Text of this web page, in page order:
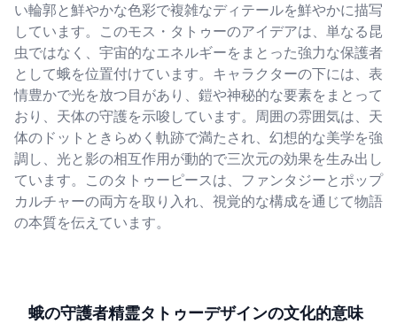
い輪郭と鮮やかな色彩で複雑なディテールを鮮やかに描写
しています。このモス・タトゥーのアイデアは、単なる昆
虫ではなく、宇宙的なエネルギーをまとった強力な保護者
として蛾を位置付けています。キャラクターの下には、表
情豊かで光を放つ目があり、鎧や神秘的な要素をまとって
おり、天体の守護を示唆しています。周囲の雰囲気は、天
体のドットときらめく軌跡で満たされ、幻想的な美学を強
調し、光と影の相互作用が動的で三次元の効果を生み出し
ています。このタトゥーピースは、ファンタジーとポップ
カルチャーの両方を取り入れ、視覚的な構成を通じて物語
の本質を伝えています。
蛾の守護者精霊タトゥーデザインの文化的意味